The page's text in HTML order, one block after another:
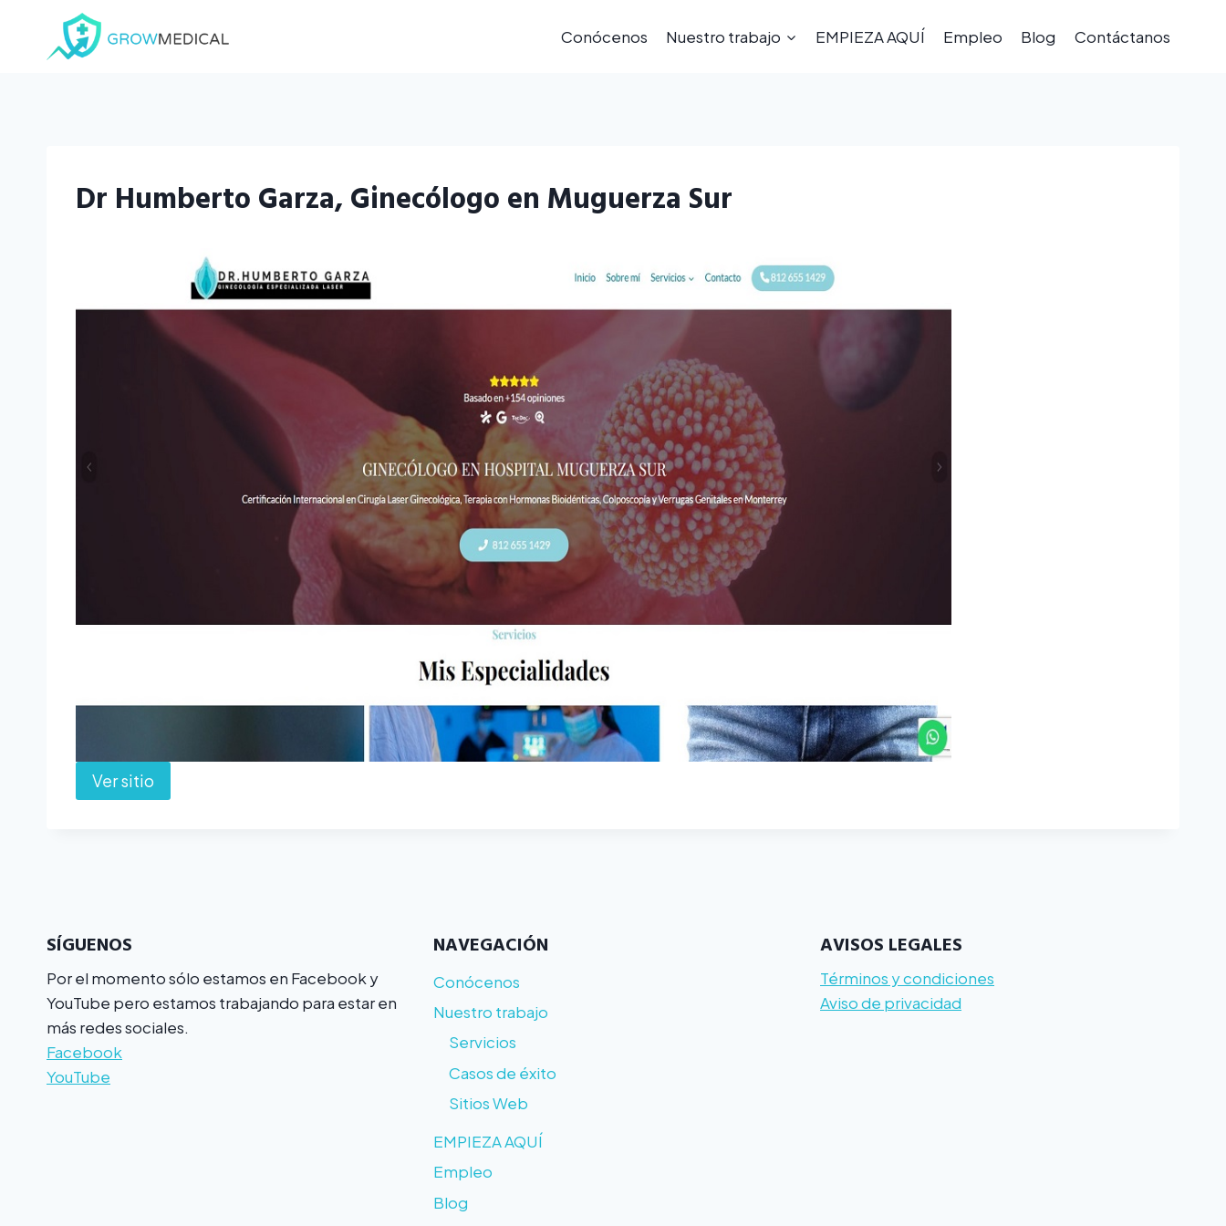
contenido
Conócenos Nuestro trabajo EMPIEZA AQUÍ Empleo Blog Contáctanos
Dr Humberto Garza, Ginecólogo en Muguerza Sur
Ver sitio
SÍGUENOS
Por el momento sólo estamos en Facebook y
YouTube pero estamos trabajando para estar en
más redes sociales.
Facebook
YouTube
NAVEGACIÓN
Conócenos
Nuestro trabajo
Servicios
Casos de éxito
Sitios Web
EMPIEZA AQUÍ
Empleo
Blog
AVISOS LEGALES
Términos y condiciones
Aviso de privacidad